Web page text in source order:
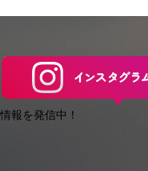
情報を発信中！